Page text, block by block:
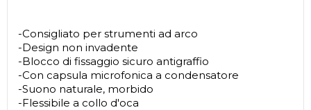
-Consigliato per strumenti ad arco
-Design non invadente
-Blocco di fissaggio sicuro antigraffio
-Con capsula microfonica a condensatore
-Suono naturale, morbido
-Flessibile a collo d'oca